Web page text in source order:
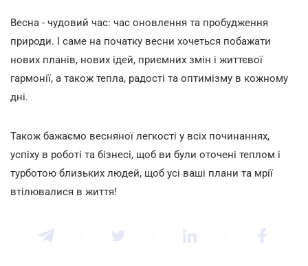
Весна - чудовий час: час оновлення та пробудження
природи. І саме на початку весни хочеться побажати
нових планів, нових ідей, приємних змін і життєвої
гармонії, а також тепла, радості та оптимізму в кожному
дні.
Також бажаємо весняної легкості у всіх починаннях,
успіху в роботі та бізнесі, щоб ви були оточені теплом і
турботою близьких людей, щоб усі ваші плани та мрії
втілювалися в життя!